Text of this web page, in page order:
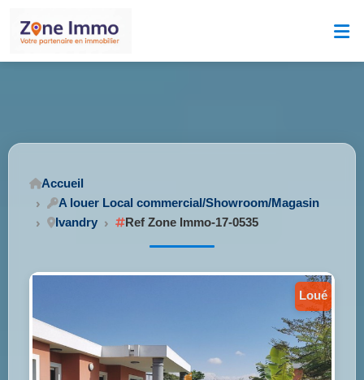
Accueil
A louer Local commercial/Showroom/Magasin
Ivandry
Ref Zone Immo-17-0535
loué